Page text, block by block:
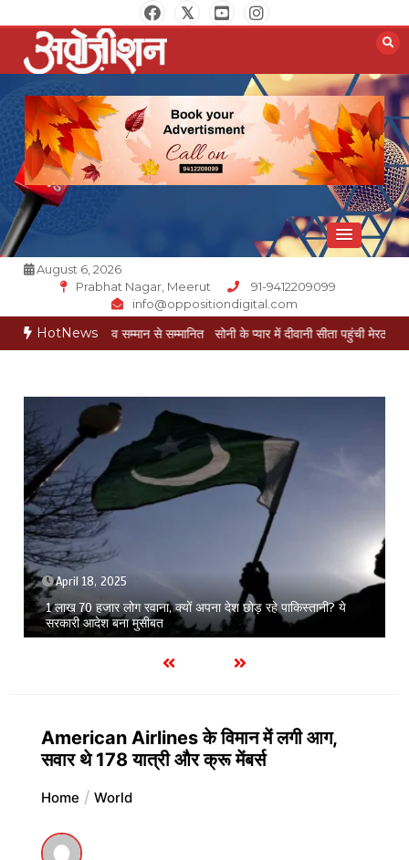
to
content
Opposition Digital
August 6, 2026
Prabhat Nagar, Meerut
91-9412209099
info@oppositiondigital.com
HotNews
गौरव सम्मान से सम्मानित सोनी के प्यार में दीवानी सीता पहुंची मेरठ सोनी के प्यार में
April 18, 2025
1 लाख 70 हजार लोग रवाना, क्यों अपना देश छोड़ रहे पाकिस्तानी? ये
सरकारी आदेश बना मुसीबत
American Airlines के विमान में लगी आग,
सवार थे 178 यात्री और क्रू मेंबर्स
Home World